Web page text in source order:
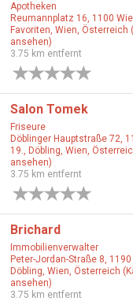
Apotheken
Reumannplatz 16, 1100
Favoriten, Wien, Österreich
ansehen)
3.75 km entfernt
Salon Tomek
Friseure
Döblinger Hauptstraße 72,
19., Döbling, Wien,
ansehen)
3.75 km entfernt
Brichard
Immobilienverwalter
Peter-Jordan-Straße 8,
Döbling, Wien, Österreich
ansehen)
3.75 km entfernt